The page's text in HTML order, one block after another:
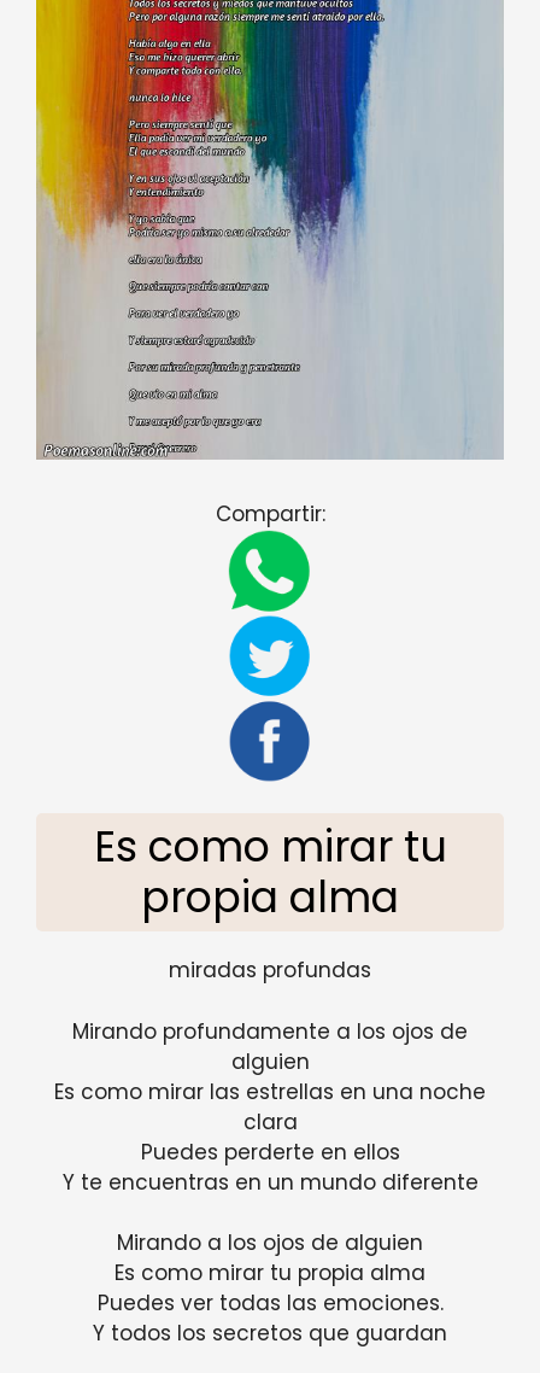
Compartir:
Es como mirar tu
propia alma
miradas profundas
Mirando profundamente a los ojos de
alguien
Es como mirar las estrellas en una noche
clara
Puedes perderte en ellos
Y te encuentras en un mundo diferente
Mirando a los ojos de alguien
Es como mirar tu propia alma
Puedes ver todas las emociones.
Y todos los secretos que guardan